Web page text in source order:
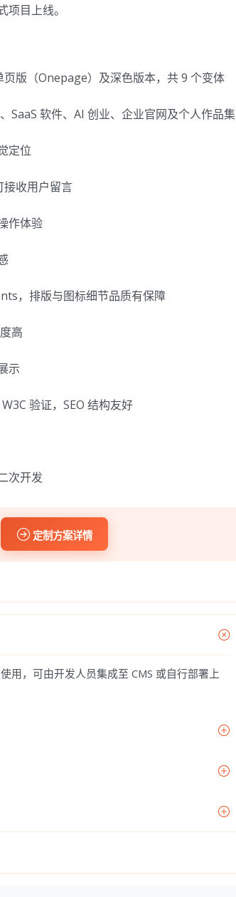
目上线。
版（Onepage）及深色版本，共 9 个变体
SaaS 软件、AI 创业、企业官网及个人作品集
定位
接收用户留言
作体验
，排版与图标细节品质有保障
高
示
验证，SEO 结构友好
次开发
定制方案详情
用，可由开发人员集成至 CMS 或自行部署上